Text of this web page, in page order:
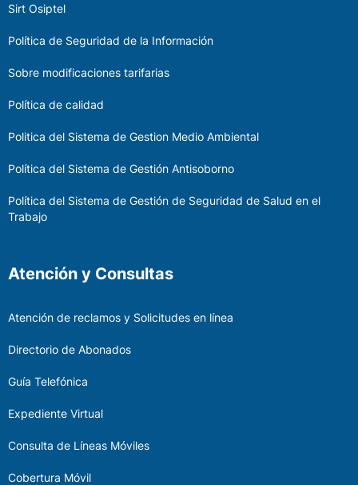
Sirt Osiptel
Política de Seguridad de la Información
Sobre modificaciones tarifarias
Política de calidad
Politica del Sistema de Gestion Medio Ambiental
Política del Sistema de Gestión Antisoborno
Política del Sistema de Gestión de Seguridad de Salud en el
Trabajo
Atención y Consultas
Atención de reclamos y Solicitudes en línea
Directorio de Abonados
Guía Telefónica
Expediente Virtual
Consulta de Líneas Móviles
Cobertura Móvil